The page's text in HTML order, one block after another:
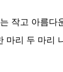
작고 아름다
마리 두 마리